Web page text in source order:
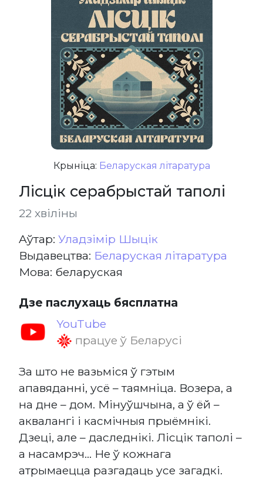
Крыніца: Беларуская літаратура
Лісцік серабрыстай таполі
22 хвіліны
Aўтар: Уладзімір Шыцік
Выдавецтва: Беларуская літаратура
Мова: беларуская
Дзе паслухаць бясплатна
YouTube
працуе ў Беларусі
За што не вазьміся ў гэтым
апавяданні, усё – таямніца. Возера, а
на дне – дом. Мінуўшчына, а ў ёй –
аквалангі і касмічныя прыёмнікі.
Дзеці, але – даследнікі. Лісцік таполі –
а насамрэч... Не ў кожнага
атрымаецца разгадаць усе загадкі.